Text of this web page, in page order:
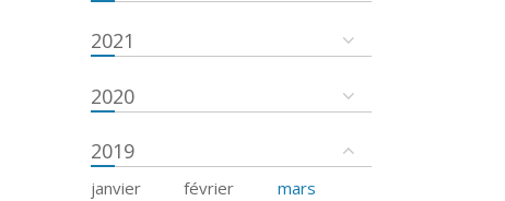
2021
2020
2019
janvier février
mars